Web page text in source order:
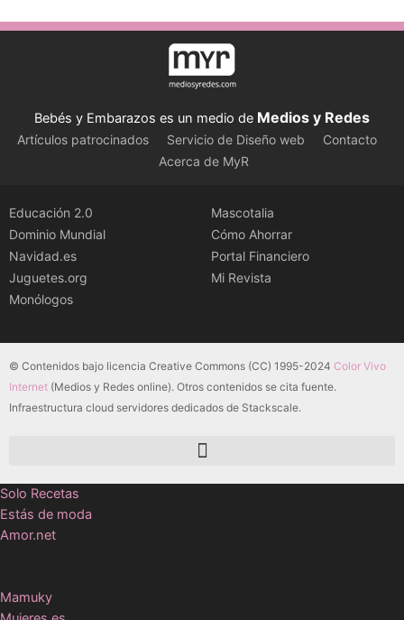
Bebés y Embarazos es un medio de Medios y Redes
Artículos patrocinados Servicio de Diseño web
Contacto
Acerca de MyR
Educación 2.0
Dominio Mundial
Navidad.es
Juguetes.org
Monólogos
Mascotalia
Cómo Ahorrar
Portal Financiero
Mi Revista
© Contenidos bajo licencia Creative Commons (CC) 1995-2024 Color Vivo
Internet (Medios y Redes online). Otros contenidos se cita fuente.
Infraestructura cloud servidores dedicados de Stackscale.
Solo Recetas
Estás de moda
Amor.net
Mamuky